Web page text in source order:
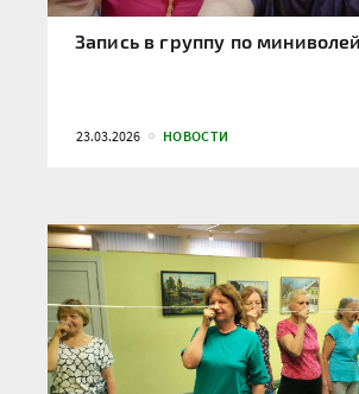
Запись в группу по миниволей
23.03.2026 НОВОСТИ